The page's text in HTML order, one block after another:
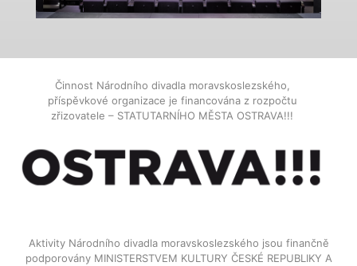
Činnost Národního divadla moravskoslezského,
příspěvkové organizace je financována z rozpočtu
zřizovatele – STATUTARNÍHO MĚSTA OSTRAVA!!!
Aktivity Národního divadla moravskoslezského jsou finančně
podporovány MINISTERSTVEM KULTURY ČESKÉ REPUBLIKY A